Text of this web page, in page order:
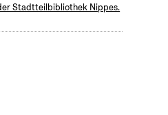
Stadtteilbibliothek Nippes.